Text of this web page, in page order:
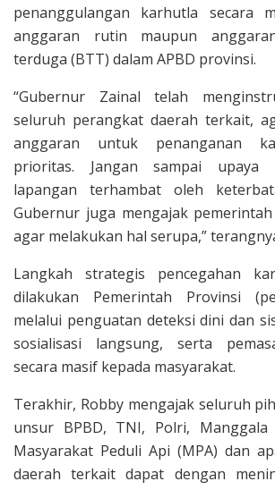
penanggulangan karhutla secara
anggaran rutin maupun
terduga (BTT) dalam APBD provinsi.
“Gubernur Zainal telah
seluruh perangkat daerah terkait,
anggaran untuk penanganan
prioritas. Jangan sampai upaya
lapangan terhambat oleh
Gubernur juga mengajak
agar melakukan hal serupa,”
Langkah strategis pencegahan
dilakukan Pemerintah Provinsi
melalui penguatan deteksi dini dan
sosialisasi langsung, serta
secara masif kepada masyarakat.
Terakhir, Robby mengajak seluruh
unsur BPBD, TNI, Polri, Manggala
Masyarakat Peduli Api (MPA) dan
daerah terkait dapat dengan